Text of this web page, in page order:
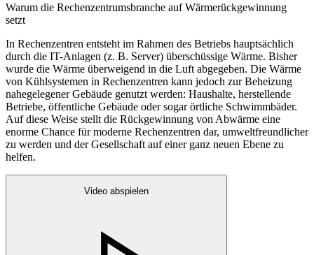
Warum die Rechenzentrumsbranche auf Wärmerückgewinnung
setzt
In Rechenzentren entsteht im Rahmen des Betriebs hauptsächlich
durch die IT-Anlagen (z. B. Server) überschüssige Wärme. Bisher
wurde die Wärme überweigend in die Luft abgegeben. Die Wärme
von Kühlsystemen in Rechenzentren kann jedoch zur Beheizung
nahegelegener Gebäude genutzt werden: Haushalte, herstellende
Betriebe, öffentliche Gebäude oder sogar örtliche Schwimmbäder.
Auf diese Weise stellt die Rückgewinnung von Abwärme eine
enorme Chance für moderne Rechenzentren dar, umweltfreundlicher
zu werden und der Gesellschaft auf einer ganz neuen Ebene zu
helfen.
Video abspielen